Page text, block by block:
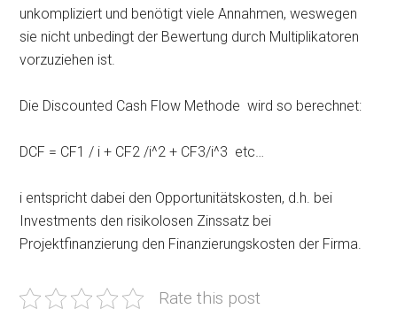
unkompliziert und benötigt viele Annahmen, weswegen
sie nicht unbedingt der Bewertung durch Multiplikatoren
vorzuziehen ist.
Die Discounted Cash Flow Methode wird so berechnet:
DCF = CF1 / i + CF2 /i^2 + CF3/i^3 etc…
i entspricht dabei den Opportunitätskosten, d.h. bei
Investments den risikolosen Zinssatz bei
Projektfinanzierung den Finanzierungskosten der Firma.
Rate this post